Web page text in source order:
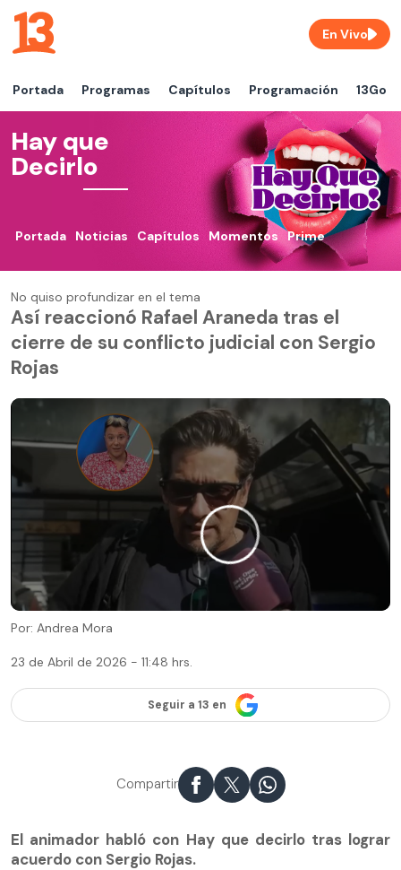
Portada Programas Capítulos Programación 13Go
En Vivo
Hay que
Decirlo
Portada Noticias Capítulos Momentos Prime
No quiso profundizar en el tema
Así reaccionó Rafael Araneda tras el
cierre de su conflicto judicial con Sergio
Rojas
Por: Andrea Mora
23 de Abril de 2026 - 11:48 hrs.
Seguir a 13 en
Compartir
El animador habló con Hay que decirlo tras lograr
acuerdo con Sergio Rojas.